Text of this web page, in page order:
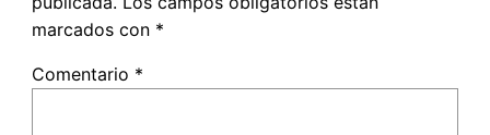
marcados con *
Comentario *